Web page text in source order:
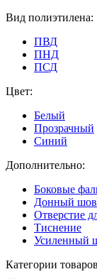
Вид полиэтилена:
ПВД
ПНД
ПСД
Цвет:
Белый
Прозрачный
Синий
Дополнительно:
Боковые
Донный шов
Отверстие
Тиснение
Усиленный
Категории товаров